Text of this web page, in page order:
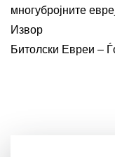
многубројните
Извор
Битолски Евреи –